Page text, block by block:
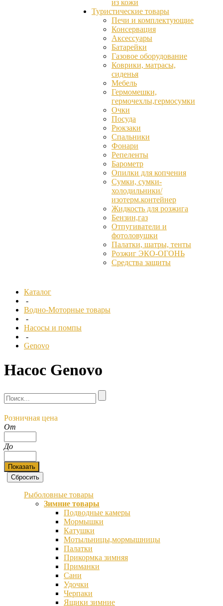
из кожи
Туристические товары
Печи и комплектующие
Консервация
Аксессуары
Батарейки
Газовое оборудование
Коврики, матрасы,
сиденья
Мебель
Гермомешки,
гермочехлы,гермосумки
Очки
Посуда
Рюкзаки
Спальники
Фонари
Репеленты
Барометр
Опилки для копчения
Сумки, сумки-
холодильники/
изотерм.контейнер
Жидкость для розжига
Бензин,газ
Отпугиватели и
фотоловушки
Палатки, шатры, тенты
Розжиг ЭКО-ОГОНЬ
Средства защиты
Каталог
-
Водно-Моторные товары
-
Насосы и помпы
-
Genovo
Насос Genovo
Розничная цена
От
До
Рыболовные товары
Зимние товары
Подводные камеры
Мормышки
Катушки
Мотыльницы,мормышницы
Палатки
Прикормка зимняя
Приманки
Сани
Удочки
Черпаки
Ящики зимние